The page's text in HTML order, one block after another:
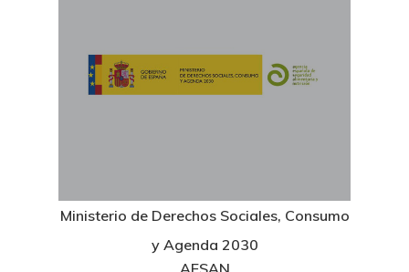
Ministerio de Derechos Sociales, Consumo
y Agenda 2030
AESAN
Who’s Who?
Board Of Trustees
What’s New
Projects